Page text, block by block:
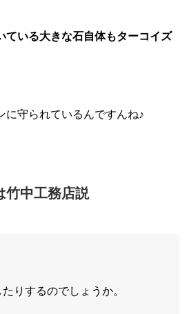
ている大きな石自体もターコイズ
に守られているんですんね♪
竹中工務店説
りするのでしょうか。